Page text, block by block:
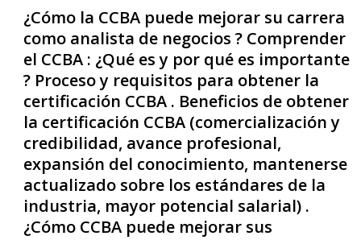
¿Cómo la CCBA puede mejorar su carrera
como analista de negocios ? Comprender
el CCBA : ¿Qué es y por qué es importante
? Proceso y requisitos para obtener la
certificación CCBA . Beneficios de obtener
la certificación CCBA (comercialización y
credibilidad, avance profesional,
expansión del conocimiento, mantenerse
actualizado sobre los estándares de la
industria, mayor potencial salarial) .
¿Cómo CCBA puede mejorar sus